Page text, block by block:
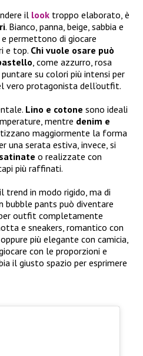
il look troppo elaborato, è
. Bianco, panna, beige, sabbia e
permettono di giocare
e top. Chi vuole osare può
, come azzurro, rosa
su colori più intensi per
vero protagonista dell’outfit.
Lino e cotone sono ideali
mentre denim e
maggiormente la forma
una serata estiva, invece, si
o realizzate con
più raffinati.
trend in modo rigido, ma di
pants può diventare
outfit completamente
e sneakers, romantico con
più elegante con camicia,
con le proporzioni e
il giusto spazio per esprimere